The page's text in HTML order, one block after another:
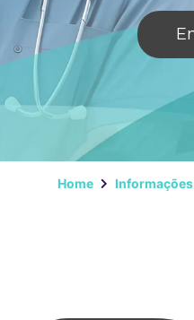
Home Informações